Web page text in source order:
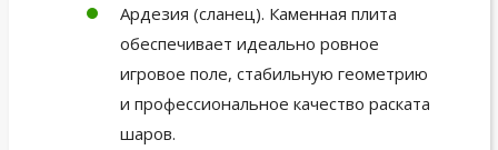
Ардезия (сланец). Каменная плита
обеспечивает идеально ровное
игровое поле, стабильную геометрию
и профессиональное качество раската
шаров.